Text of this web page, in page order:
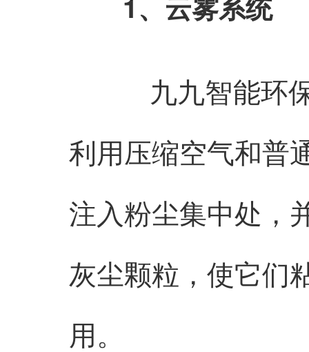
九九智能环
利用压缩空气和普
注入粉尘集中处，
灰尘颗粒，使它们
用。